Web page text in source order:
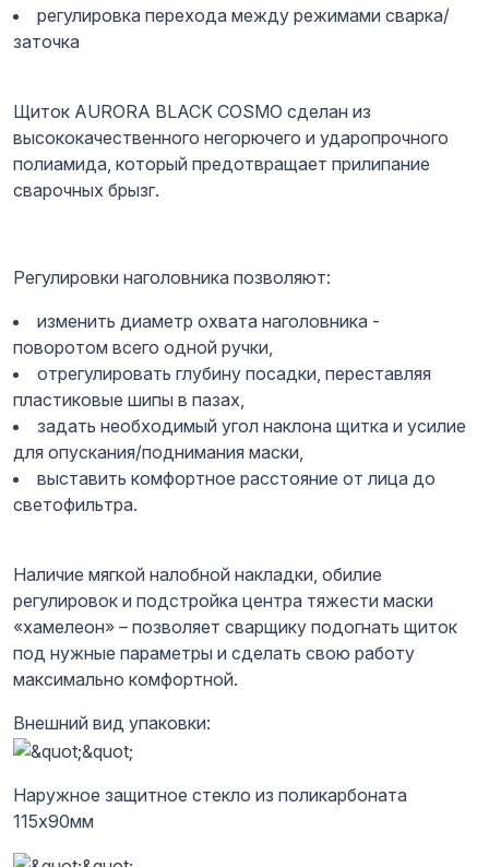
регулировка перехода между режимами сварка/
заточка
Щиток AURORA BLACK COSMO сделан из
высококачественного негорючего и ударопрочного
полиамида, который предотвращает прилипание
сварочных брызг.
Регулировки наголовника позволяют:
изменить диаметр охвата наголовника -
поворотом всего одной ручки,
отрегулировать глубину посадки, переставляя
пластиковые шипы в пазах,
задать необходимый угол наклона щитка и усилие
для опускания/поднимания маски,
выставить комфортное расстояние от лица до
светофильтра.
Наличие мягкой налобной накладки, обилие
регулировок и подстройка центра тяжести маски
«хамелеон» – позволяет сварщику подогнать щиток
под нужные параметры и сделать свою работу
максимально комфортной.
Внешний вид упаковки:
Наружное защитное стекло из поликарбоната
115х90мм